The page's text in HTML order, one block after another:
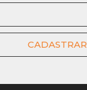
CADASTRAR